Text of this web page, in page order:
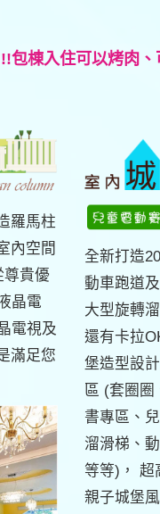
住可以烤肉、可以
羅馬柱
內空間
尊貴優
晶電
電視及
滿足您
全新打造
動車跑道
大型旋轉
還有卡拉
堡造型設
區 (套圈圈
書專區、
溜滑梯、
等等)， 超
親子城堡